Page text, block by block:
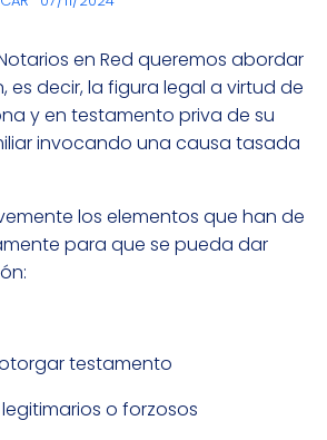
en Red queremos abordar
es decir, la figura legal a virtud de
y en testamento priva de su
invocando una causa tasada
los elementos que han de
para que se pueda dar
testamento
o forzosos